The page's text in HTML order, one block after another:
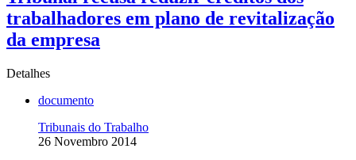
trabalhadores em plano de revitalização
da empresa
Detalhes
documento
Tribunais do Trabalho
26 Novembro 2014